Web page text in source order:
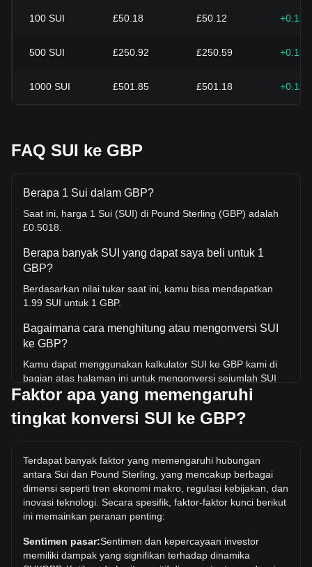
100 SUI £50.18 £50.12
500 SUI £250.92 £250.59
1000 SUI £501.85 £501.18
FAQ SUI ke GBP
Berapa 1 Sui dalam GBP?
Saat ini, harga 1 Sui (SUI) di Pound Sterling (GBP) adalah
£0.5018.
Berapa banyak SUI yang dapat saya beli untuk 1
GBP?
Berdasarkan nilai tukar saat ini, kamu bisa mendapatkan
1.99 SUI untuk 1 GBP.
Bagaimana cara menghitung atau mengonversi SUI
ke GBP?
Kamu dapat menggunakan kalkulator SUI ke GBP kami di
bagian atas halaman ini untuk mengonversi sejumlah SUI
ke GBP. Kami juga menyertakan tabel referensi cepat untuk
konversi yang paling populer. Misalnya, 5 GBP setara
dengan 9.96 SUI, sedangkan 5 SUI akan berharga sekitar
Berapa harga SUI/GBP tertinggi sepanjang sejarah?
Harga tertinggi sepanjang masa untuk 1 SUI di GBP adalah
£3.97. Masih harus dilihat apakah nilai 1 SUI/GBP akan
melampaui nilai tertinggi saat ini.
Selama 7 hari terakhir, nilai tukar Sui (SUI) telah turun
Faktor apa yang memengaruhi
tingkat konversi SUI ke GBP?
Terdapat banyak faktor yang memengaruhi hubungan
antara Sui dan Pound Sterling, yang mencakup berbagai
dimensi seperti tren ekonomi makro, regulasi kebijakan, dan
inovasi teknologi. Secara spesifik, faktor-faktor kunci berikut
ini memainkan peranan penting:
Sentimen pasar:Sentimen dan kepercayaan investor
memiliki dampak yang signifikan terhadap dinamika